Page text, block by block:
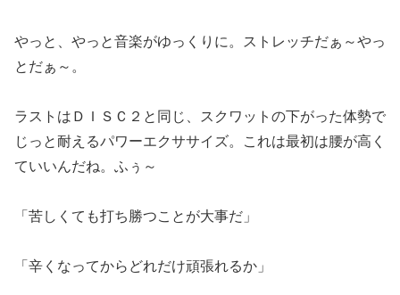
やっと、やっと音楽がゆっくりに。ストレッチだぁ～やっ
とだぁ～。
ラストはＤＩＳＣ２と同じ、スクワットの下がった体勢で
じっと耐えるパワーエクササイズ。これは最初は腰が高く
ていいんだね。ふぅ～
「苦しくても打ち勝つことが大事だ」
「辛くなってからどれだけ頑張れるか」